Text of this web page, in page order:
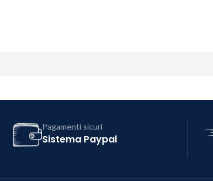
Pagamenti sicuri
Sistema Paypal